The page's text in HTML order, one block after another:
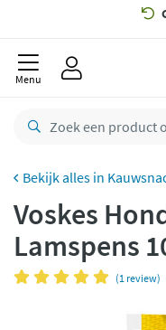
Menu
Voskes
Lamspens
(1 review)